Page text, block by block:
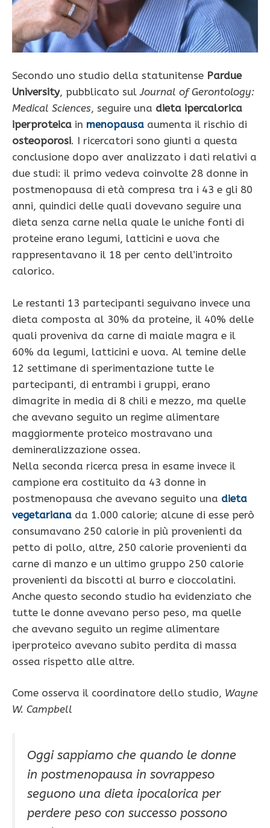
Secondo uno studio della statunitense Pardue
University, pubblicato sulJournal of Gerontology:
Medical Sciences, seguire una dieta ipercalorica
iperproteica in menopausa aumenta il rischio di
osteoporosi. I ricercatori sono giunti a questa
conclusione dopo aver analizzato i dati relativi a
due studi: il primo vedeva coinvolte 28 donne in
postmenopausa di età compresa tra i 43 e gli 80
anni, quindici delle quali dovevano seguire una
dieta senza carne nella quale le uniche fonti di
proteine erano legumi, latticini e uova che
rappresentavano il 18 per cento dell’introito
calorico.
Le restanti 13 partecipanti seguivano invece una
dieta composta al 30% da proteine, il 40% delle
quali proveniva da carne di maiale magra e il
60% da legumi, latticini e uova. Al temine delle
12 settimane di sperimentazione tutte le
partecipanti, di entrambi i gruppi, erano
dimagrite in media di 8 chili e mezzo, ma quelle
che avevano seguito un regime alimentare
maggiormente proteico mostravano una
demineralizzazione ossea.
Nella seconda ricerca presa in esame invece il
campione era costituito da 43 donne in
postmenopausa che avevano seguito una dieta
vegetariana da 1.000 calorie; alcune di esse però
consumavano 250 calorie in più provenienti da
petto di pollo, altre, 250 calorie provenienti da
carne di manzo e un ultimo gruppo 250 calorie
provenienti da biscotti al burro e cioccolatini.
Anche questo secondo studio ha evidenziato che
tutte le donne avevano perso peso, ma quelle
che avevano seguito un regime alimentare
iperproteico avevano subito perdita di massa
ossea rispetto alle altre.
Come osserva il coordinatore dello studio, Wayne
W. Campbell
Oggi sappiamo che quando le donne
in postmenopausa in sovrappeso
seguono una dieta ipocalorica per
perdere peso con successo possono